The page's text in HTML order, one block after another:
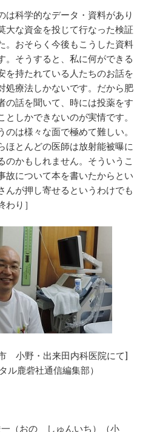
は科学的なデータ・資料があり
大な資金を投じて行なった検証
。おそらく今後もこうした資料
。そうすると、私に何ができる
持たれている人たちのお話を
処療法しかないです。だから肥
の話を聞いて、時には投薬をす
しかできないのが実情です。
は様々な面で極めて難しい。
ほとんどの医師は放射能被曝に
のかもしれません。そういうこ
故について本を書いたからとい
んが押し寄せるというわけでも
り］
小野・出来田内科医院にて]
ル鹿砦社通信編集部）
（おの しゅんいち）（小